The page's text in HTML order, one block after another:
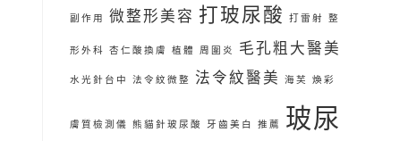
副作用 微整形美容 打玻尿酸 打雷射 整
形外科 杏仁酸換膚 植體 周圍炎 毛孔粗大醫美
水光針台中 法令紋微整 法令紋醫美 海芙 煥彩
膚質檢測儀 熊貓針玻尿酸 牙齒美白 推薦
玻尿